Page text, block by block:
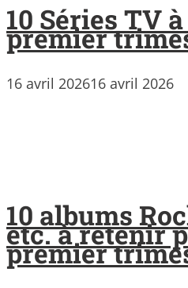
10 Séries TV
premier
16 avril 202616 avril 2026
10 albums
etc. à retenir
premier